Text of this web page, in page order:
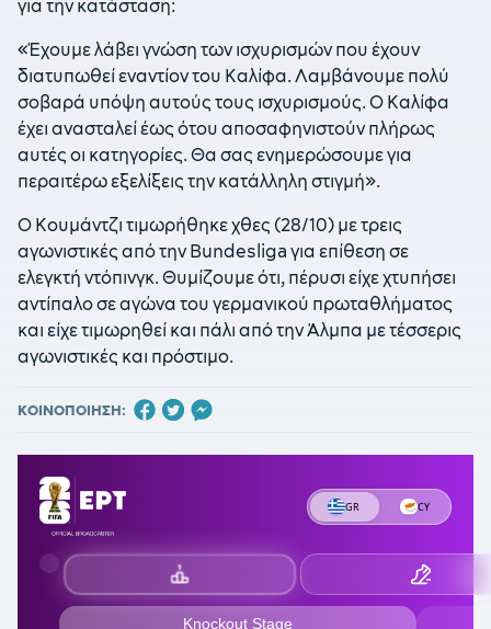
για την κατάσταση:
«Έχουμε λάβει γνώση των ισχυρισμών που έχουν
διατυπωθεί εναντίον του Καλίφα. Λαμβάνουμε πολύ
σοβαρά υπόψη αυτούς τους ισχυρισμούς. Ο Καλίφα
έχει ανασταλεί έως ότου αποσαφηνιστούν πλήρως
αυτές οι κατηγορίες. Θα σας ενημερώσουμε για
περαιτέρω εξελίξεις την κατάλληλη στιγμή».
Ο Κουμάντζι τιμωρήθηκε χθες (28/10) με τρεις
αγωνιστικές από την Bundesliga για επίθεση σε
ελεγκτή ντόπινγκ. Θυμίζουμε ότι, πέρυσι είχε χτυπήσει
αντίπαλο σε αγώνα του γερμανικού πρωταθλήματος
και είχε τιμωρηθεί και πάλι από την Άλμπα με τέσσερις
αγωνιστικές και πρόστιμο.
ΚΟΙΝΟΠΟΙΗΣΗ: